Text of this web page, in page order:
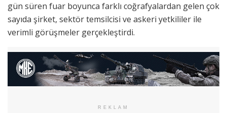
gün süren fuar boyunca farklı coğrafyalardan gelen çok
sayıda şirket, sektör temsilcisi ve askeri yetkililer ile
verimli görüşmeler gerçekleştirdi.
REKLAM